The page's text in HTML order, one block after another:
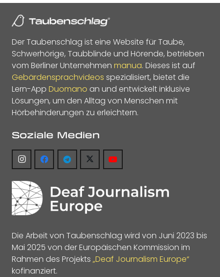
Der Taubenschlag ist eine Website für Taube,
Schwerhörige, Taubblinde und Hörende, betrieben
vom Berliner Unternehmen manua. Dieses ist auf
Gebärdensprachvideos spezialisiert, bietet die
Lern-App Duomano an und entwickelt inklusive
Lösungen, um den Alltag von Menschen mit
Hörbehinderungen zu erleichtern.
Soziale Medien
Die Arbeit von Taubenschlag wird von Juni 2023 bis
Mai 2025 von der Europäischen Kommission im
Rahmen des Projekts „Deaf Journalism Europe“
kofinanziert.